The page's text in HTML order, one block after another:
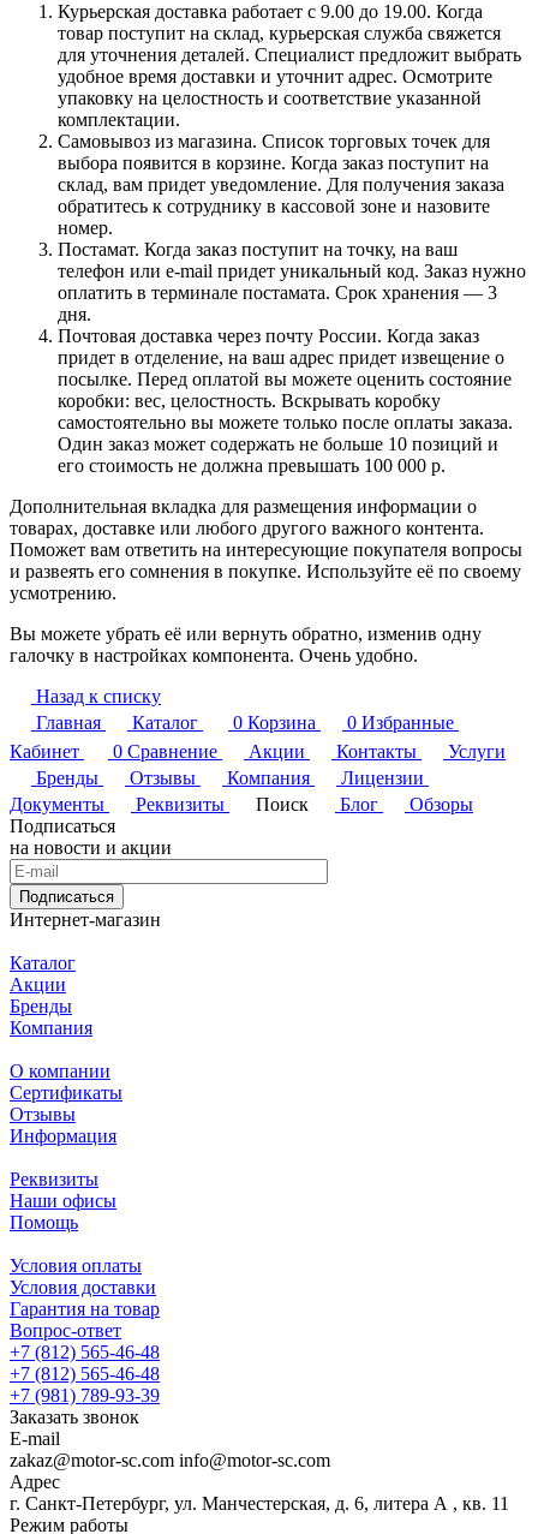
Курьерская доставка работает с 9.00 до 19.00. Когда
товар поступит на склад, курьерская служба свяжется
для уточнения деталей. Специалист предложит выбрать
удобное время доставки и уточнит адрес. Осмотрите
упаковку на целостность и соответствие указанной
комплектации.
Самовывоз из магазина. Список торговых точек для
выбора появится в корзине. Когда заказ поступит на
склад, вам придет уведомление. Для получения заказа
обратитесь к сотруднику в кассовой зоне и назовите
номер.
Постамат. Когда заказ поступит на точку, на ваш
телефон или e-mail придет уникальный код. Заказ нужно
оплатить в терминале постамата. Срок хранения — 3
дня.
Почтовая доставка через почту России. Когда заказ
придет в отделение, на ваш адрес придет извещение о
посылке. Перед оплатой вы можете оценить состояние
коробки: вес, целостность. Вскрывать коробку
самостоятельно вы можете только после оплаты заказа.
Один заказ может содержать не больше 10 позиций и
его стоимость не должна превышать 100 000 р.
Дополнительная вкладка для размещения информации о
товарах, доставке или любого другого важного контента.
Поможет вам ответить на интересующие покупателя вопросы
и развеять его сомнения в покупке. Используйте её по своему
усмотрению.
Вы можете убрать её или вернуть обратно, изменив одну
галочку в настройках компонента. Очень удобно.
Назад к списку
Главная
Каталог 0 Корзина 0 Избранные
Кабинет
0 Сравнение Акции Контакты
Услуги
Бренды
Отзывы Компания
Лицензии
Документы
Реквизиты Поиск Блог
Обзоры
Подписаться
на новости и акции
Подписаться
Интернет-магазин
Каталог
Акции
Бренды
Компания
О компании
Сертификаты
Отзывы
Информация
Реквизиты
Наши офисы
Помощь
Условия оплаты
Условия доставки
Гарантия на товар
Вопрос-ответ
+7 (812) 565-46-48
+7 (812) 565-46-48
+7 (981) 789-93-39
Заказать звонок
E-mail
zakaz@motor-sc.com info@motor-sc.com
Адрес
г. Санкт-Петербург, ул. Манчестерская, д. 6, литера А , кв. 11
Режим работы